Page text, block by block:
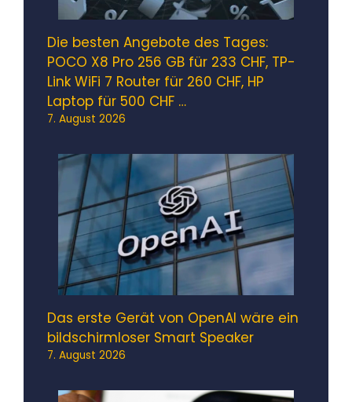
Die besten Angebote des Tages:
POCO X8 Pro 256 GB für 233 CHF, TP-
Link WiFi 7 Router für 260 CHF, HP
Laptop für 500 CHF …
7. August 2026
Das erste Gerät von OpenAI wäre ein
bildschirmloser Smart Speaker
7. August 2026